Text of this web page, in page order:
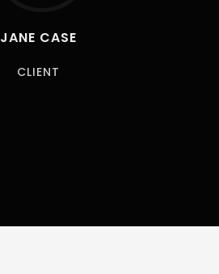
JANE CASE
CLIENT